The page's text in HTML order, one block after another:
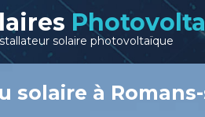
solaire photovoltaïque
solaire à